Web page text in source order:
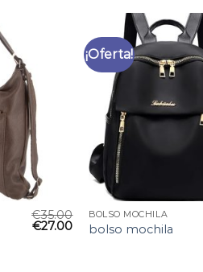
€35.00
€27.00
¡Oferta!
BOLSO MOCHILA
bolso mochila